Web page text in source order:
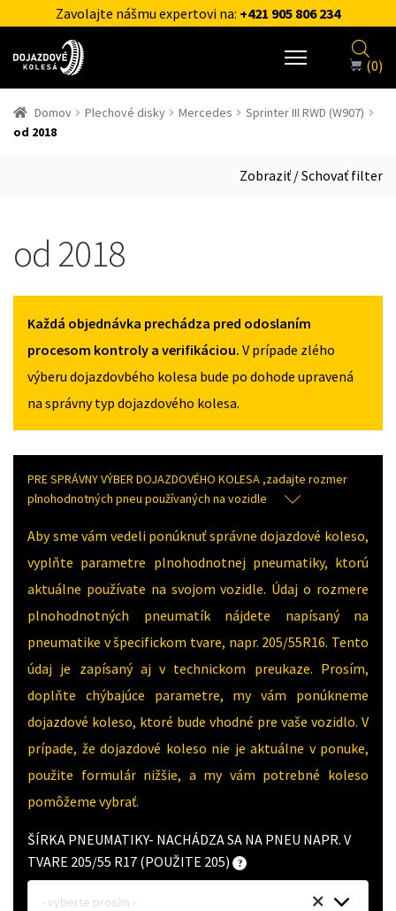
Zavolajte nášmu expertovi na: +421 905 806 234
(0)
Domov Plechové disky Mercedes
Sprinter III RWD (W907)
od 2018
Zobraziť / Schovať filter
od 2018
Každá objednávka prechádza pred odoslaním
procesom kontroly a verifikáciou. V prípade zlého
výberu dojazdovbého kolesa bude po dohode upravená
na správny typ dojazdového kolesa.
PRE SPRÁVNY VÝBER DOJAZDOVÉHO KOLESA ,zadajte rozmer
plnohodnotných pneu používaných na vozidle
Aby sme vám vedeli ponúknuť správne dojazdové koleso,
vyplňte parametre plnohodnotnej pneumatiky, ktorú
aktuálne používate na svojom vozidle. Údaj o rozmere
plnohodnotných pneumatík nájdete napísaný na
pneumatike v špecifickom tvare, napr. 205/55R16. Tento
údaj je zapísaný aj v technickom preukaze. Prosím,
doplňte chýbajúce parametre, my vám ponúkneme
dojazdové koleso, ktoré bude vhodné pre vaše vozidlo. V
prípade, že dojazdové koleso nie je aktuálne v ponuke,
použite formulár nižšie, a my vám potrebné koleso
pomôžeme vybrať.
ŠÍRKA PNEUMATIKY- NACHÁDZA SA NA PNEU NAPR. V
TVARE 205/55 R17 (POUŽITE 205)
- vyberte prosím -